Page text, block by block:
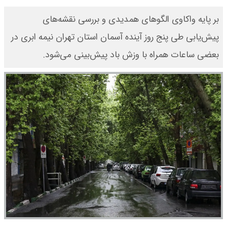
بر پایه واکاوی الگوهای همدیدی و بررسی نقشه‌های
پیش‌یابی طی پنج روز آینده آسمان استان تهران نیمه ابری در
بعضی ساعات همراه با وزش باد پیش‌بینی می‌شود.